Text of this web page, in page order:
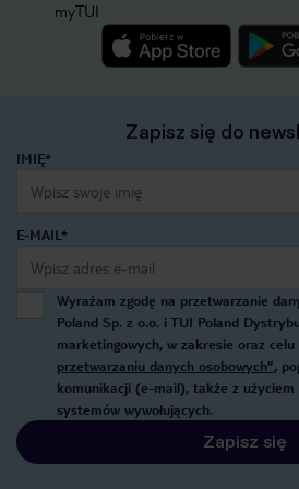
myTUI
Zapisz się do
IMIĘ*
E-MAIL*
Wyrażam zgodę na przetwarzanie
Poland Sp. z o.o. i TUI Poland
marketingowych, w zakresie oraz
przetwarzaniu danych osobowych”,
komunikacji (e-mail), także z
systemów wywołujących.
Zapisz się